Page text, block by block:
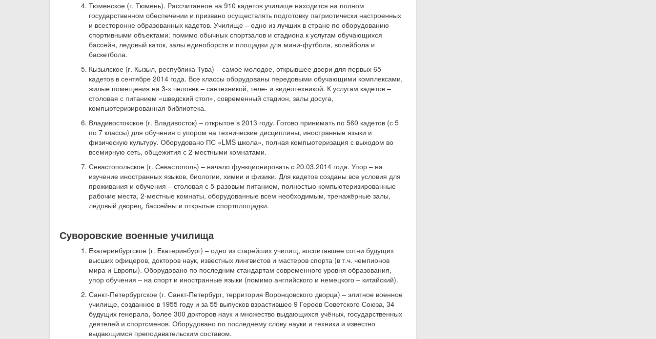
Тюменское (г. Тюмень). Рассчитанное на 910 кадетов училище находится на полном
государственном обеспечении и призвано осуществлять подготовку патриотически настроенных
и всесторонне образованных кадетов. Училище – одно из лучших в стране по оборудованию
спортивными объектами: помимо обычных спортзалов и стадиона к услугам обучающихся
бассейн, ледовый каток, залы единоборств и площадки для мини-футбола, волейбола и
баскетбола.
Кызылское (г. Кызыл, республика Тува) – самое молодое, открывшее двери для первых 65
кадетов в сентябре 2014 года. Все классы оборудованы передовыми обучающими комплексами,
жилые помещения на 3-х человек – сантехникой, теле- и видеотехникой. К услугам кадетов –
столовая с питанием «шведский стол», современный стадион, залы досуга,
компьютеризированная библиотека.
Владивостокское (г. Владивосток) – открытое в 2013 году. Готово принимать по 560 кадетов (с 5
по 7 классы) для обучения с упором на технические дисциплины, иностранные языки и
физическую культуру. Оборудовано ПС «LMS школа», полная компьютеризация с выходом во
всемирную сеть, общежития с 2-местными комнатами.
Севастопольское (г. Севастополь) – начало функционировать с 20.03.2014 года. Упор – на
изучение иностранных языков, биологии, химии и физики. Для кадетов созданы все условия для
проживания и обучения – столовая с 5-разовым питанием, полностью компьютеризированные
рабочие места, 2-местные комнаты, оборудованные всем необходимым, тренажёрные залы,
ледовый дворец, бассейны и открытые спортплощадки.
Суворовские военные училища
Екатеринбургское (г. Екатеринбург) – одно из старейших училищ, воспитавшее сотни будущих
высших офицеров, докторов наук, известных лингвистов и мастеров спорта (в т.ч. чемпионов
мира и Европы). Оборудовано по последним стандартам современного уровня образования,
упор обучения – на спорт и иностранные языки (помимо английского и немецкого – китайский).
Санкт-Петербургское (г. Санкт-Петербург, территория Воронцовского дворца) – элитное военное
училище, созданное в 1955 году и за 55 выпусков взрастившее 9 Героев Советского Союза, 34
будущих генерала, более 300 докторов наук и множество выдающихся учёных, государственных
деятелей и спортсменов. Оборудовано по последнему слову науки и техники и известно
выдающимся преподавательским составом.